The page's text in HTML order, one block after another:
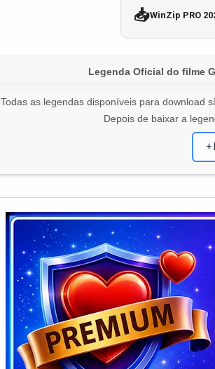
📥WinZip PRO
Legenda Oficial do filme
Todas as legendas disponíveis para download
Depois de baixar a
+